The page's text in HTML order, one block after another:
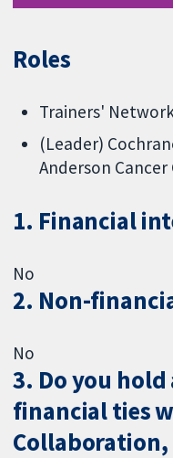
Roles
Trainers' Network
(Leader)
Anderson Cancer
1. Financial
No
2. Non-
No
3. Do you
financial ties